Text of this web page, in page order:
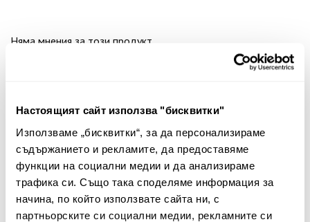
Настоящият сайт използва "бисквитки"
Използваме „бисквитки“, за да персонализираме
съдържанието и рекламите, да предоставяме
функции на социални медии и да анализираме
трафика си. Също така споделяме информация за
начина, по който използвате сайта ни, с
партньорските си социални медии, рекламните си
Няма мнения за този продукт.
Споделете Вашето мнение
Вашият коментар: